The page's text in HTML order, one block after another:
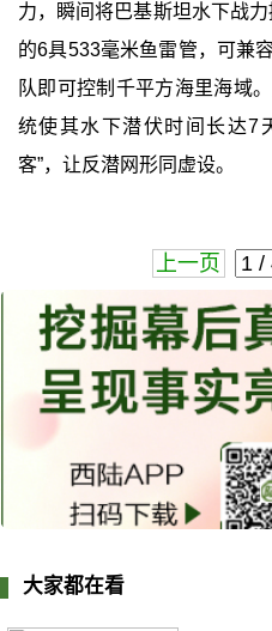
力，瞬间将巴基斯坦水下战
的6具533毫米鱼雷管，可兼
队即可控制千平方海里海域
统使其水下潜伏时间长达7
客”，让反潜网形同虚设。
上一页
大家都在看